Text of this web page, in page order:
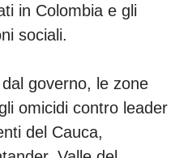
in Colombia e gli
sociali.
governo, le zone
omicidi contro leader
del Cauca,